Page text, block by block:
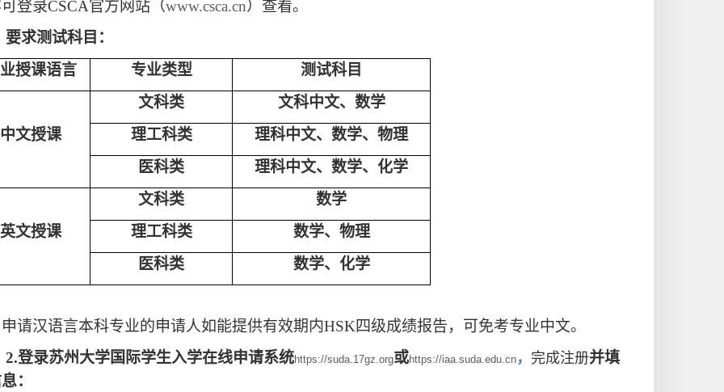
登录CSCA官方网站（www.csca.cn）查看。
要求测试科目：
授课语言
专业类型 测试科目
中文授课
文科类
文科中文、数学
理工科类
理科中文、数学、物理
医科类
理科中文、数学、化学
英文授课
文科类
数学
理工科类
数学、物理
医科类
数学、化学
请汉语言本科专业的申请人如能提供有效期内HSK四级成绩报告，可免考专业中文。
2.登录苏州大学国际学生入学在线申请系统https://suda.17gz.org或https://iaa.suda.edu.cn ， 完成注册并填
：